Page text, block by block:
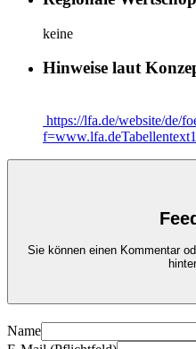
keine
Hinweise laut
https://lfa.de/website/de/
f=www.lfa.deTabellentext1
Sie können einen Kommentar
Name